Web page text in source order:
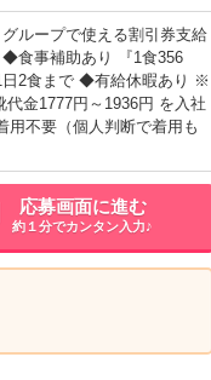
ループで使える割引券支給
食事補助あり 『1食356
日2食まで ◆有給休暇あり ※
金1777円～1936円 を入社
不要（個人判断で着用も
応募画面に進む
約１分でカンタン入力♪